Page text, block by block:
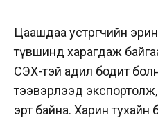
Цаашдаа устөрөгчийн
түвшинд харагдаж
СЭХ-тэй адил бодит
тээвэрлээд
эрт байна. Харин тухайн